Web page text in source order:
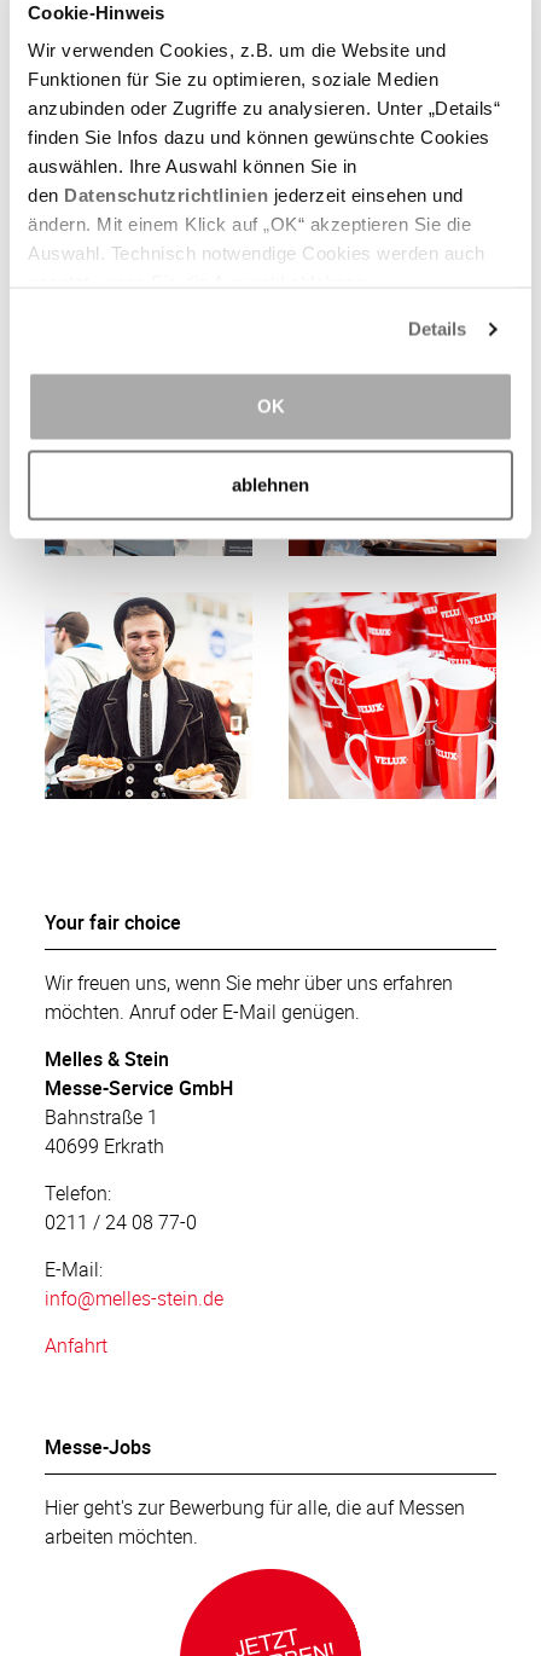
Cookie-Hinweis
Wir verwenden Cookies, z.B. um die Website und
Funktionen für Sie zu optimieren, soziale Medien
anzubinden oder Zugriffe zu analysieren. Unter „Details“
finden Sie Infos dazu und können gewünschte Cookies
auswählen. Ihre Auswahl können Sie in
den Datenschutzrichtlinien jederzeit einsehen und
ändern. Mit einem Klick auf „OK“ akzeptieren Sie die
Auswahl. Technisch notwendige Cookies werden auch
Details
OK
ablehnen
Your fair choice
Wir freuen uns, wenn Sie mehr über uns erfahren
möchten. Anruf oder E-Mail genügen.
Melles & Stein
Messe-Service GmbH
Bahnstraße 1
40699 Erkrath
Telefon:
0211 / 24 08 77-0
E-Mail:
info@melles-stein.de
Anfahrt
Messe-Jobs
Hier geht's zur Bewerbung für alle, die auf Messen
arbeiten möchten.